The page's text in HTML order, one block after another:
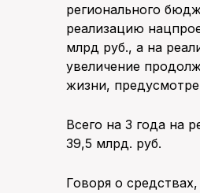
регионального
реализацию
млрд руб., а на
увеличение
жизни,
Всего на 3 года на
39,5 млрд. руб.
Говоря о